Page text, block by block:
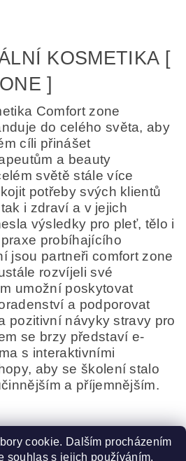
KOSMETIKA [
]
Comfort zone
do celého světa, aby
cíli přinášet
a beauty
světě stále více
potřeby svých klientů
i zdraví a v jejich
výsledky pro pleť, tělo i
probíhajícího
jsou partneři comfort zone
rozvíjeli své
umožní poskytovat
a podporovat
pozitivní návyky stravy pro
se brzy představí e-
s interaktivními
aby se školení stalo
a příjemnějším.
cookie. Dalším procházením
souhlas s jejich používáním.